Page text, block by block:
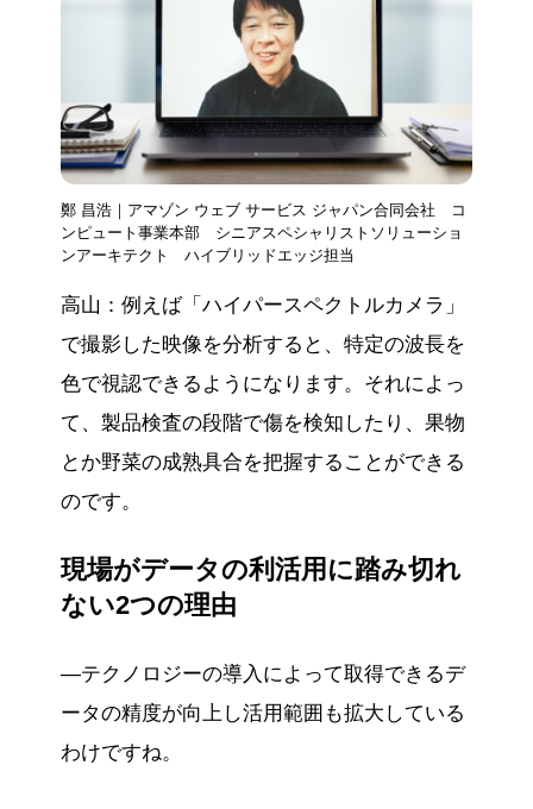
鄭 昌浩｜アマゾン ウェブ サービス ジャパン合同会社 コ
ンピュート事業本部 シニアスペシャリストソリューショ
ンアーキテクト ハイブリッドエッジ担当
高山：例えば「ハイパースペクトルカメラ」
で撮影した映像を分析すると、特定の波長を
色で視認できるようになります。それによっ
て、製品検査の段階で傷を検知したり、果物
とか野菜の成熟具合を把握することができる
のです。
現場がデータの利活用に踏み切れ
ない2つの理由
―テクノロジーの導入によって取得できるデ
ータの精度が向上し活用範囲も拡大している
わけですね。